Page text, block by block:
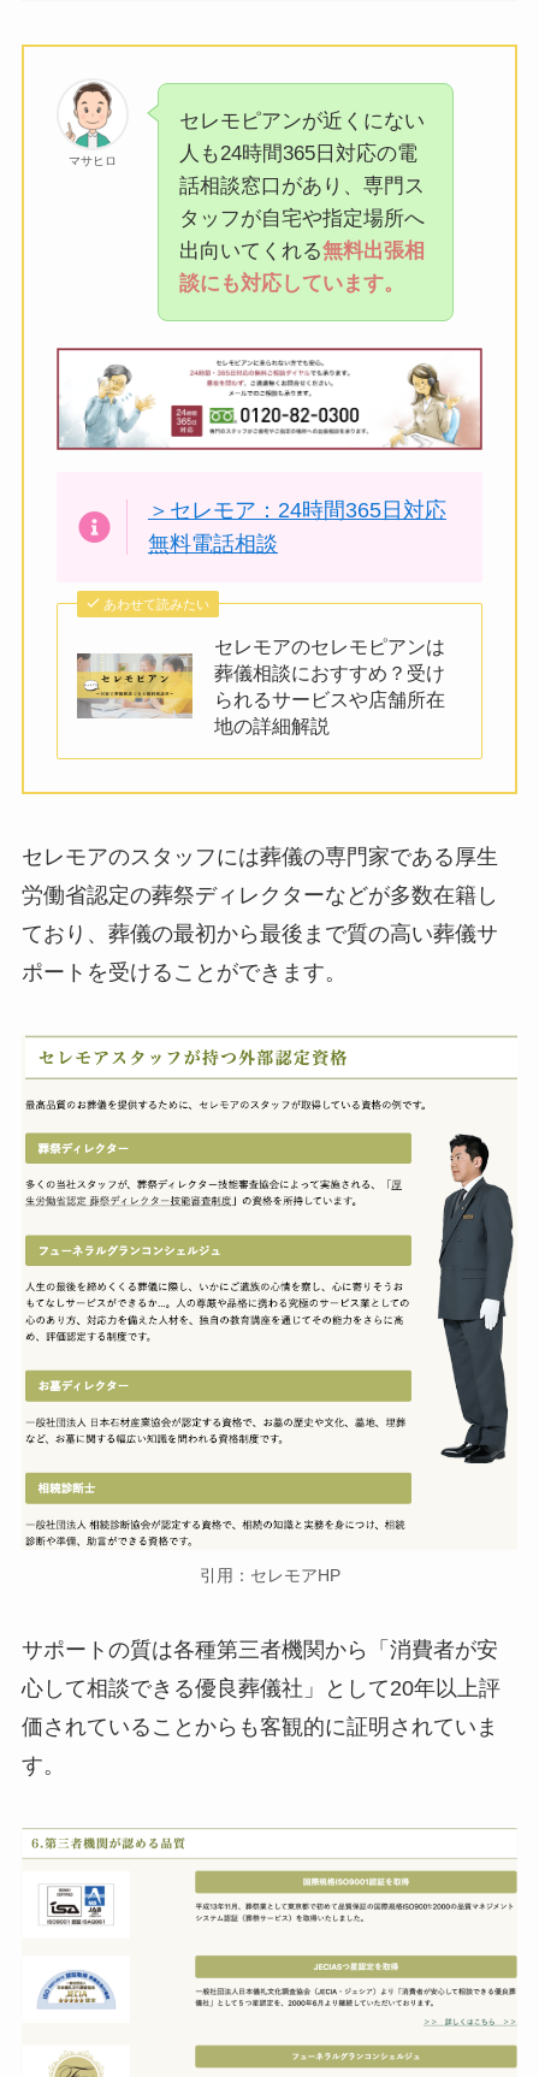
マサヒロ
セレモピアンが近くにない
人も24時間365日対応の電
話相談窓口があり、専門ス
タッフが自宅や指定場所へ
出向いてくれる無料出張相
談にも対応しています。
＞セレモア：24時間365日対応
無料電話相談
あわせて読みたい
セレモアのセレモピアンは
葬儀相談におすすめ？受け
られるサービスや店舗所在
地の詳細解説
セレモアのスタッフには葬儀の専門家である厚生
労働省認定の葬祭ディレクターなどが多数在籍し
ており、葬儀の最初から最後まで質の高い葬儀サ
ポートを受けることができます。
引用：セレモアHP
サポートの質は各種第三者機関から「消費者が安
心して相談できる優良葬儀社」として20年以上評
価されていることからも客観的に証明されていま
す。